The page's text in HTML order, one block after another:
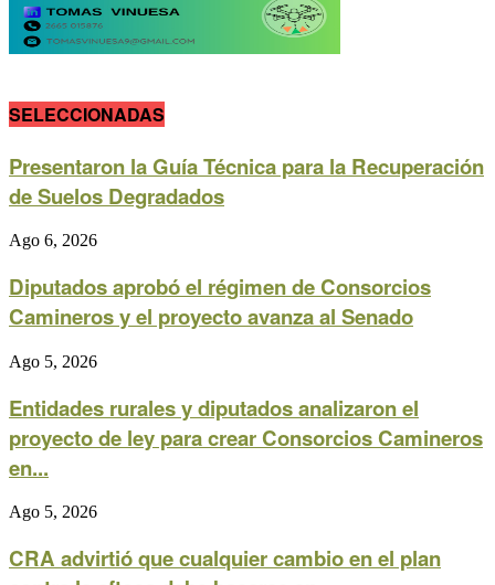
SELECCIONADAS
Presentaron la Guía Técnica para la Recuperación
de Suelos Degradados
Ago 6, 2026
Diputados aprobó el régimen de Consorcios
Camineros y el proyecto avanza al Senado
Ago 5, 2026
Entidades rurales y diputados analizaron el
proyecto de ley para crear Consorcios Camineros
en...
Ago 5, 2026
CRA advirtió que cualquier cambio en el plan